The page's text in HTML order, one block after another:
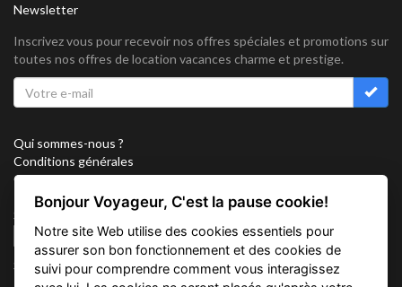
Newsletter
Inscrivez vous pour recevoir nos offres spéciales et promotions sur
toutes nos offres de location vacances charme et prestige.
Qui sommes-nous ?
Conditions générales
Confidentialité
Partenariat
Sitemap
Cookies
Suivez nous sur
Bonjour Voyageur, C'est la pause cookie!
Notre site Web utilise des cookies essentiels pour
assurer son bon fonctionnement et des cookies de
suivi pour comprendre comment vous interagissez